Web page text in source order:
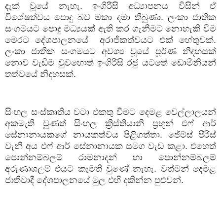
දැක් වූයේ නැහැ. ඉංගිරිසි අධ්‍යාපනය විසින් ඒ
විශේෂත්වය පොදු බව මකා දමා තිබුණා. ලංකා ජාතික
සංගමයට පොදු මධ්‍යයක් ඇති කර ගැනීමට නොහැකි වීම
මෙරට දේශපාලනයේ අරාජිකත්වයට එක් හේතුවක්.
ලංකා ජාතික සංගමයට අවශ්‍ය වූයේ පූර්ණ නිදහසක්
නොව වැඩිම වුවහොත් ඉංගිරිසි රජු යටතේ ඩොමීනියන්
තත්වයේ නිදහසක්.
සිංහල සංස්කෘතිය වටා එකතු වීමට දෙමළ වෙල්ලාලයන්
අකමැති වුණත් සිංහල ක්‍රිස්තියානි ප්‍රභූන් එෆ් ආර්
සේනානායකගේ නායකත්වය පිළිගත්තා. ජේම්ස් පීරිස්
වැනි අය එෆ් ආර් සේනානායක සමග වැඩ කළා. එහෙත්
පොන්නම්බලම් රාමනාදන් හා පොන්නම්බලම්
අරුණාශලම් එයට කැමති වුණේ නැහැ. වත්මන් දෙමළ
ජාතිවාදී දේශපාලනයේ මුල එහි දකින්න පුළුවන්.